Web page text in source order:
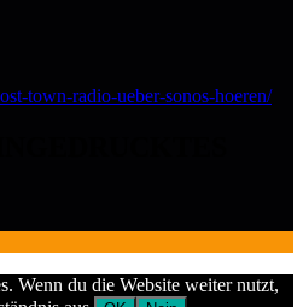
town-radio-ueber-sonos-hoeren/
Wenn du die Website weiter nutzt,